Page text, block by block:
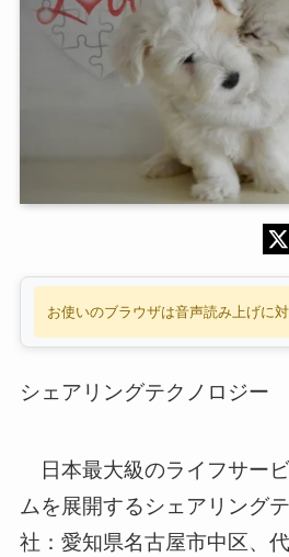
お使いのブラウザは音声読み上げに対
シェアリングテクノロジー
日本最大級のライフサー
ムを展開するシェアリング
社：愛知県名古屋市中区、